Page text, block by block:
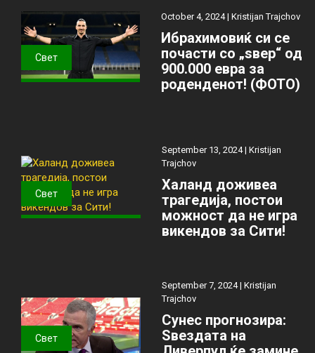
Свет
October 4, 2024 |Kristijan Trajchov
Ибрахимовиќ си се
почасти со „ѕвер“ од
900.000 евра за
роденденот! (ФОТО)
Свет
September 13, 2024 |Kristijan
Trajchov
Халанд доживеа
трагедија, постои
можност да не игра
викендов за Сити!
Свет
September 7, 2024 | Kristijan
Trajchov
Сунес прогнозира:
Ѕвездата на